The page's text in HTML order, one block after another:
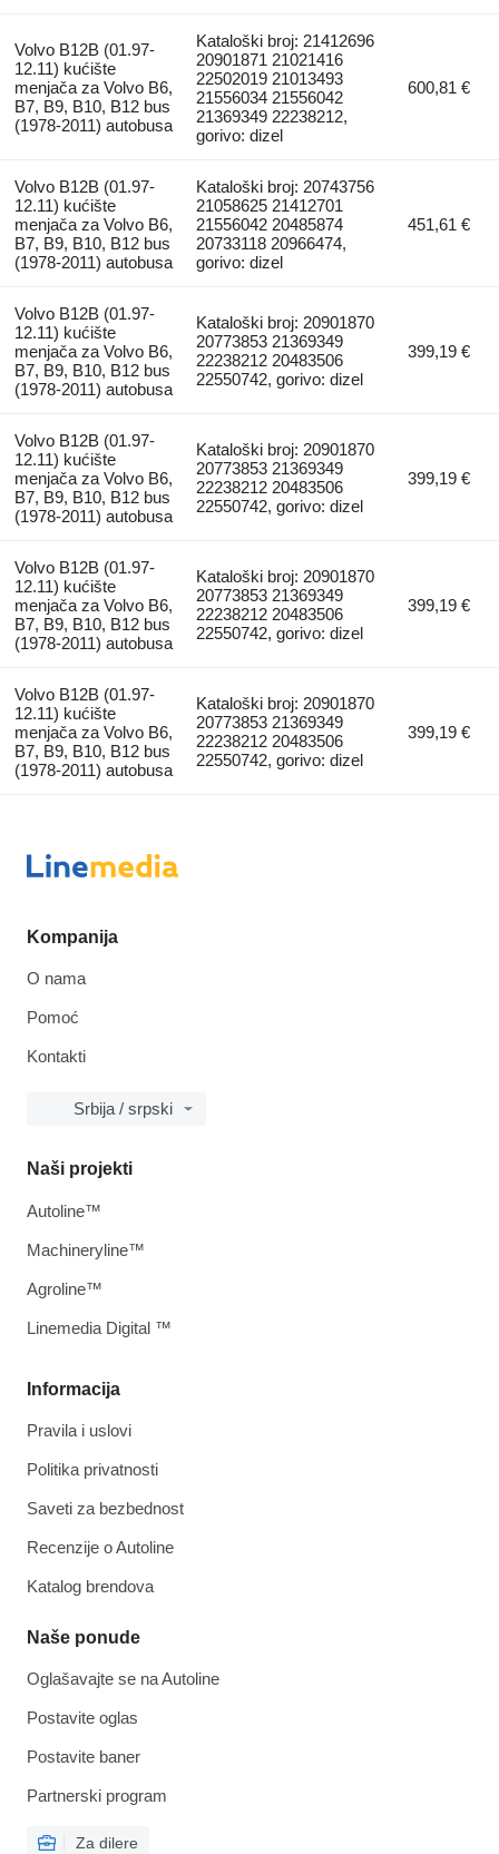
Volvo B12B (01.97-
12.11) kućište
menjača za Volvo B6,
B7, B9, B10, B12 bus
(1978-2011) autobusa
Kataloški broj: 21412696
20901871 21021416
22502019 21013493
21556034 21556042
21369349 22238212,
gorivo: dizel
600,81 €
Volvo B12B (01.97-
12.11) kućište
menjača za Volvo B6,
B7, B9, B10, B12 bus
(1978-2011) autobusa
Kataloški broj: 20743756
21058625 21412701
21556042 20485874
20733118 20966474,
gorivo: dizel
451,61 €
Volvo B12B (01.97-
12.11) kućište
menjača za Volvo B6,
B7, B9, B10, B12 bus
(1978-2011) autobusa
Kataloški broj: 20901870
20773853 21369349
22238212 20483506
22550742, gorivo: dizel
399,19 €
Volvo B12B (01.97-
12.11) kućište
menjača za Volvo B6,
B7, B9, B10, B12 bus
(1978-2011) autobusa
Kataloški broj: 20901870
20773853 21369349
22238212 20483506
22550742, gorivo: dizel
399,19 €
Volvo B12B (01.97-
12.11) kućište
menjača za Volvo B6,
B7, B9, B10, B12 bus
(1978-2011) autobusa
Kataloški broj: 20901870
20773853 21369349
22238212 20483506
22550742, gorivo: dizel
399,19 €
Volvo B12B (01.97-
12.11) kućište
menjača za Volvo B6,
B7, B9, B10, B12 bus
(1978-2011) autobusa
Kataloški broj: 20901870
20773853 21369349
22238212 20483506
22550742, gorivo: dizel
399,19 €
Kompanija
O nama
Pomoć
Kontakti
Srbija / srpski
Informacija
Pravila i uslovi
Politika privatnosti
Saveti za bezbednost
Recenzije o Autoline
Katalog brendova
Naše ponude
Oglašavajte se na Autoline
Postavite oglas
Postavite baner
Partnerski program
Za dilere
Naši projekti
Autoline™
Machineryline™
Agroline™
Linemedia Digital ™